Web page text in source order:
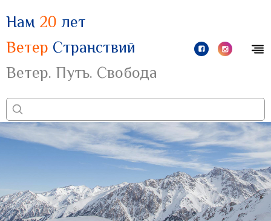
Нам 20 лет
Ветер Странствий
Ветер. Путь. Свобода